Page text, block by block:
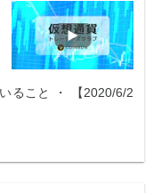
ること ・ 【2020/6/2